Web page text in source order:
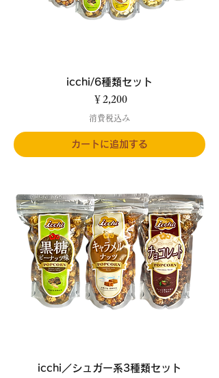
icchi/6種類セット
価格
￥2,200
消費税込み
カートに追加する
icchi／シュガー系3種類セット